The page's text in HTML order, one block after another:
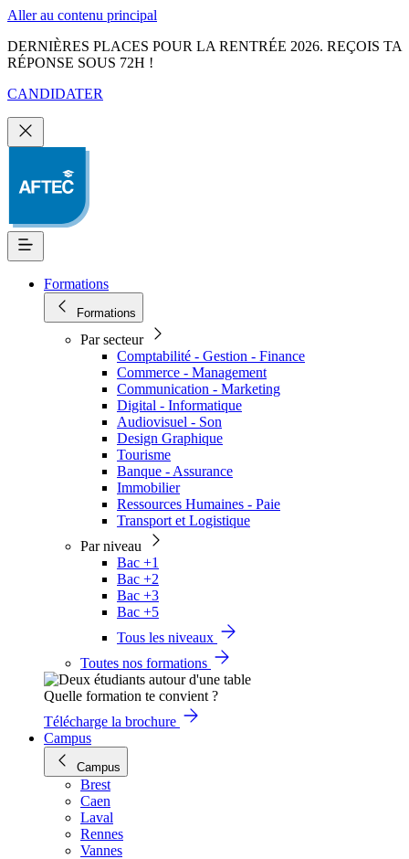
Aller au contenu principal
DERNIÈRES PLACES POUR LA RENTRÉE 2026. REÇOIS TA
RÉPONSE SOUS 72H !
CANDIDATER
Formations
Formations
Par secteur
Comptabilité - Gestion - Finance
Commerce - Management
Communication - Marketing
Digital - Informatique
Audiovisuel - Son
Design Graphique
Tourisme
Banque - Assurance
Immobilier
Ressources Humaines - Paie
Transport et Logistique
Par niveau
Bac +1
Bac +2
Bac +3
Bac +5
Tous les niveaux
Toutes nos formations
Quelle formation te convient ?
Télécharge la brochure
Campus
Campus
Brest
Caen
Laval
Rennes
Vannes